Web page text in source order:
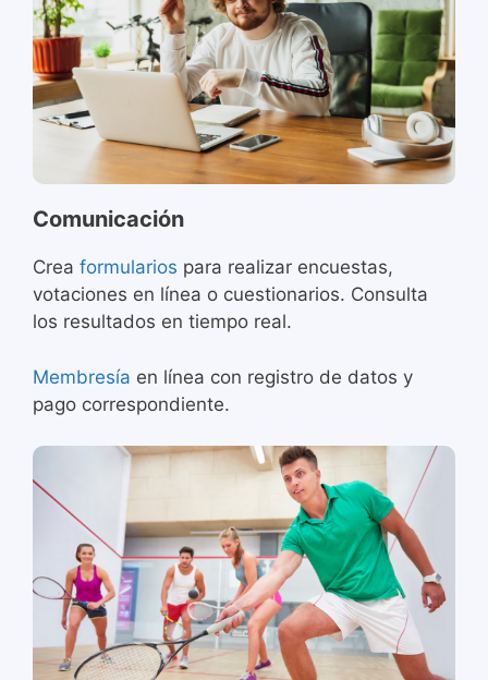
Comunicación
Crea formularios para realizar encuestas,
votaciones en línea o cuestionarios. Consulta
los resultados en tiempo real.
Membresía en línea con registro de datos y
pago correspondiente.